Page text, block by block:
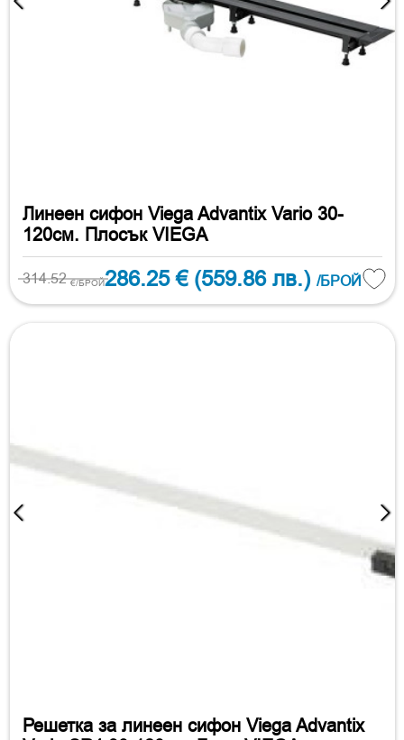
Линеен сифон Viega Advantix Vario 30-
120см. Плосък VIEGA
314.52€/БРОЙ286.25 € (559.86 лв.) /БРОЙ
Решетка за линеен сифон Viega Advantix